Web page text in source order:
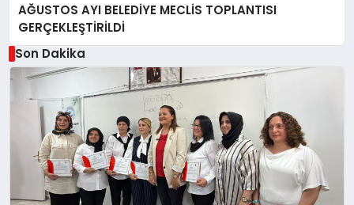
AĞUSTOS AYI BELEDİYE MECLİS TOPLANTISI
GERÇEKLEŞTİRİLDİ
Son Dakika